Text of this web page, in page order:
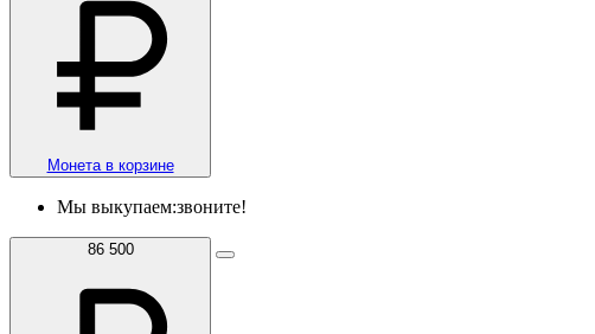
Монета в корзине
Мы выкупаем:звоните!
86 500